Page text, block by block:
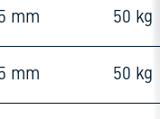
mm 50 kg
mm 50 kg